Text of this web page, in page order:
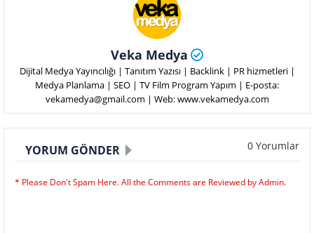
Veka Medya
Dijital Medya Yayıncılığı | Tanıtım Yazısı | Backlink | PR hizmetleri |
Medya Planlama | SEO | TV Film Program Yapım | E-posta:
vekamedya@gmail.com | Web: www.vekamedya.com
YORUM GÖNDER 0 Yorumlar
* Please Don't Spam Here. All the Comments are Reviewed by Admin.